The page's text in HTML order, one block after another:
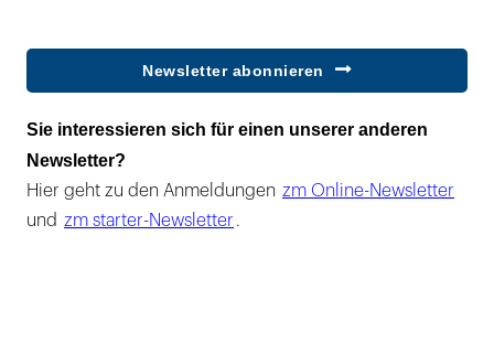
Newsletter abonnieren
Sie interessieren sich für einen unserer anderen
Newsletter?
Hier geht zu den Anmeldungen zm Online-Newsletter
und zm starter-Newsletter .